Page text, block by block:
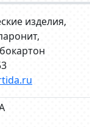
изделия,